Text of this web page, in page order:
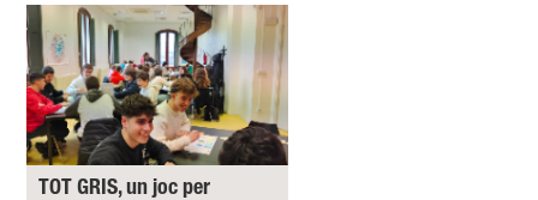
TOT GRIS, un joc per